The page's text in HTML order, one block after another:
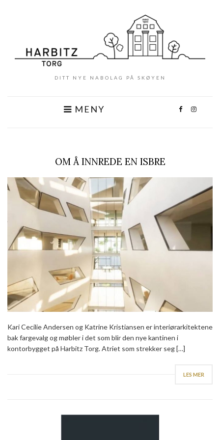
DITT NYE NABOLAG PÅ SKØYEN
MENY
OM Å INNREDE EN ISBRE
Kari Cecilie Andersen og Katrine Kristiansen er interiørarkitektene
bak fargevalg og møbler i det som blir den nye kantinen i
kontorbygget på Harbitz Torg. Atriet som strekker seg […]
LES MER